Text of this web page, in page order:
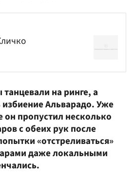
на ринге, а
Альварадо. Уже
он пропустил несколько
с обеих рук после
«отстреливаться»
даже локальными